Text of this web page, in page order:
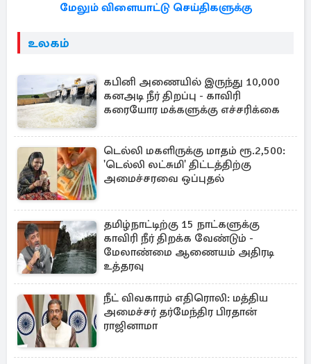
மேலும் விளையாட்டு செய்திகளுக்கு
உலகம்
கபினி அணையில் இருந்து 10,000
கனஅடி நீர் திறப்பு - காவிரி
கரையோர மக்களுக்கு எச்சரிக்கை
டெல்லி மகளிருக்கு மாதம் ரூ.2,500:
'டெல்லி லட்சுமி' திட்டத்திற்கு
அமைச்சரவை ஒப்புதல்
தமிழ்நாட்டிற்கு 15 நாட்களுக்கு
காவிரி நீர் திறக்க வேண்டும் -
மேலாண்மை ஆணையம் அதிரடி
உத்தரவு
நீட் விவகாரம் எதிரொலி: மத்திய
அமைச்சர் தர்மேந்திர பிரதான்
ராஜினாமா